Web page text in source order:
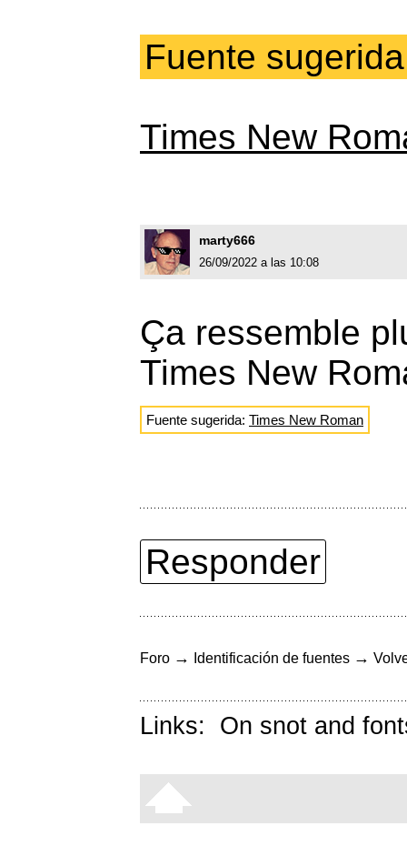
Fuente sugerida
Times New
marty666
26/09/2022 a las 10:08
Ça ressemble
Times New
Fuente sugerida: Times New Roman
Responder
Foro → Identificación de fuentes →
Links: On snot and